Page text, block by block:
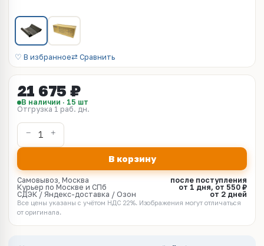
♡ В избранное⇄ Сравнить
21 675 ₽
В наличии · 15 шт
Отгрузка 1 раб. дн.
В корзину
Самовывоз, Москва
после поступления
Курьер по Москве и СПб
от 1 дня, от 550 ₽
СДЭК / Яндекс-доставка / Озон
от 2 дней
Все цены указаны с учётом НДС 22%. Изображения могут отличаться
от оригинала.